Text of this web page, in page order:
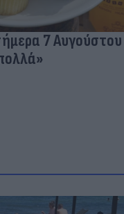
7 Αυγούστου